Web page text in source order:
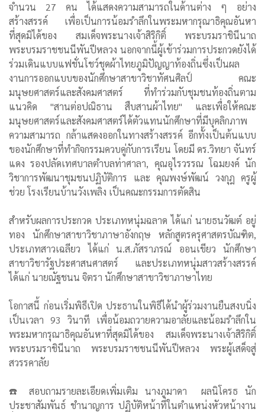
จำนวน 27 คน ได้แสดงความสามารถในด้านต่าง ๆ อย่าง
สร้างสรรค์ เพื่อเป็นการน้อมรำลึกในพระมหากรุณาธิคุณอันหา
ที่สุดมิได้ของ สมเด็จพระนางเจ้าสิริกิติ์ พระบรมราชินีนาถ
พระบรมราชชนนีพันปีหลวง นอกจากนี้ผู้เข้าร่วมการประกวดยังได้
ร่วมเดินแบบแฟชั่นโชว์ชุดผ้าไทยภูมิปัญญาท้องถิ่นซึ่งเป็นผล
งานการออกแบบของนักศึกษาสาขาวิชาทัศนศิลป์ คณะ
มนุษยศาสตร์และสังคมศาสตร์ ที่ทำร่วมกับชุมชนท้องถิ่นตาม
แนวคิด "สานต่อปณิธาน สืบสานผ้าไทย" และเพื่อให้คณะ
มนุษยศาสตร์และสังคมศาสตร์ได้ตัวแทนนักศึกษาที่มีบุคลิกภาพ
ความสามารถ กล้าแสดงออกในทางสร้างสรรค์ อีกทั้งเป็นต้นแบบ
ของนักศึกษาที่ทำกิจกรรมควบคู่กับการเรียน โดยมี ดร.วิทยา จันทร์
แดง รองปลัดเทศบาลตำบลท่าศาลา, คุณอุไรวรรณ โฉมยงค์ นัก
วิชาการพัฒนาชุมชนปฏิบัติการ และ คุณพงษ์พัฒน์ วงกุฎ ครูผู้
ช่วย โรงเรียนบ้านวังเพลิง เป็นคณะกรรมการตัดสิน
สำหรับผลการประกวด ประเภทหนุ่มฉลาด ได้แก่ นายธนวัฒต์ อยู่
ทอง นักศึกษาสาขาวิชาภาษาอังกฤษ หลักสูตรครุศาสตรบัณฑิต,
ประเภทสาวเฉลียว ได้แก่ น.ส.ภัสราภรณ์ ออนเขียว นักศึกษา
สาขาวิชารัฐประศาสนศาสตร์ และประเภทหนุ่มสาวสร้างสรรค์
ได้แก่ นายณัฐชนน จิตรา นักศึกษาสาขาวิชาภาษาไทย
โอกาสนี้ ก่อนเริ่มพิธีเปิด ประธานในพิธีได้นำผู้ร่วมงานยืนสงบนิ่ง
เป็นเวลา 93 วินาที เพื่อน้อมถวายความอาลัยและน้อมรำลึกใน
พระมหากรุณาธิคุณอันหาที่สุดมิได้ของ สมเด็จพระนางเจ้าสิริกิติ์
พระบรมราชินีนาถ พระบรมราชชนนีพันปีหลวง พระผู้เสด็จสู่
สวรรคาลัย
☎️ สอบถามรายละเอียดเพิ่มเติม นางภูมาดา ผลนิโครธ นัก
ประชาสัมพันธ์ ชำนาญการ ปฏิบัติหน้าที่ในตำแหน่งหัวหน้างาน